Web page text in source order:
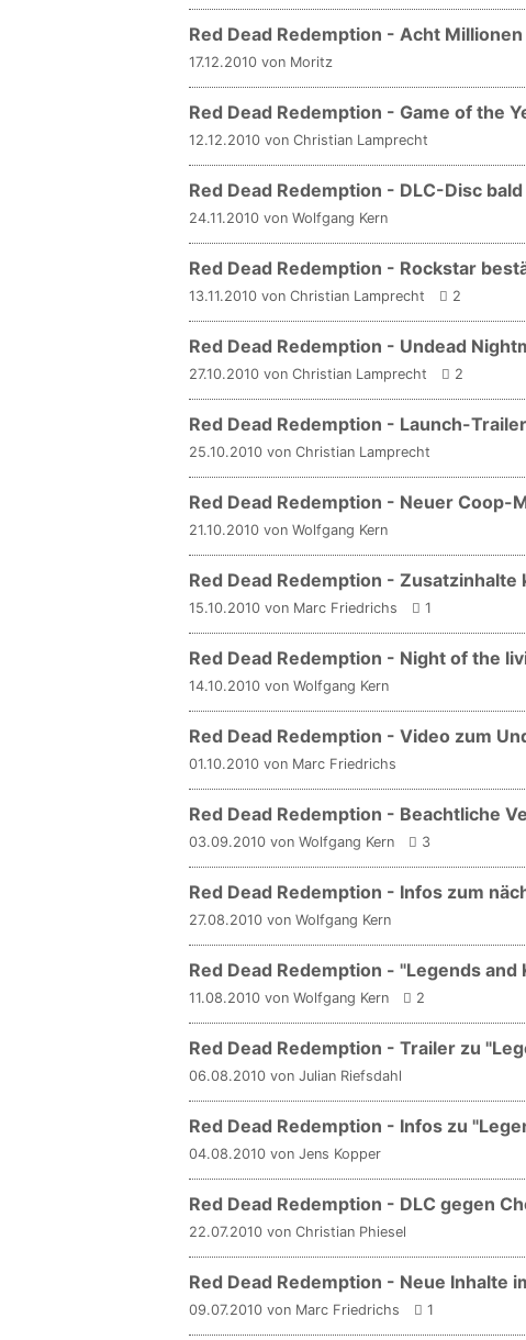
Red Dead Redemption - Acht
17.12.2010 von Moritz
Red Dead Redemption - Game of the
12.12.2010 von Christian Lamprecht
Red Dead Redemption - DLC-Disc
24.11.2010 von Wolfgang Kern
Red Dead Redemption - Rockstar
13.11.2010 von Christian Lamprecht 2
Red Dead Redemption - Undead
27.10.2010 von Christian Lamprecht 2
Red Dead Redemption - Launch-
25.10.2010 von Christian Lamprecht
Red Dead Redemption - Neuer Coop-
21.10.2010 von Wolfgang Kern
Red Dead Redemption - Zusatzinhalte
15.10.2010 von Marc Friedrichs 1
Red Dead Redemption - Night of the
14.10.2010 von Wolfgang Kern
Red Dead Redemption - Video zum
01.10.2010 von Marc Friedrichs
Red Dead Redemption - Beachtliche
03.09.2010 von Wolfgang Kern 3
Red Dead Redemption - Infos zum
27.08.2010 von Wolfgang Kern
Red Dead Redemption - "Legends
11.08.2010 von Wolfgang Kern 2
Red Dead Redemption - Trailer zu
06.08.2010 von Julian Riefsdahl
Red Dead Redemption - Infos zu
04.08.2010 von Jens Kopper
Red Dead Redemption - DLC gegen
22.07.2010 von Christian Phiesel
Red Dead Redemption - Neue Inhalte
09.07.2010 von Marc Friedrichs 1